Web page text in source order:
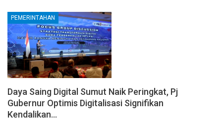
PEMERINTAHAN
Daya Saing Digital Sumut Naik Peringkat, Pj
Gubernur Optimis Digitalisasi Signifikan
Kendalikan…